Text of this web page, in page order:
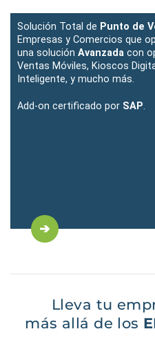
Solución Total de Punto de
Empresas y Comercios que
una solución Avanzada con
Ventas Móviles, Kioscos
Inteligente, y mucho más.
Add-on certificado por SAP.
Lleva tu
más allá de los